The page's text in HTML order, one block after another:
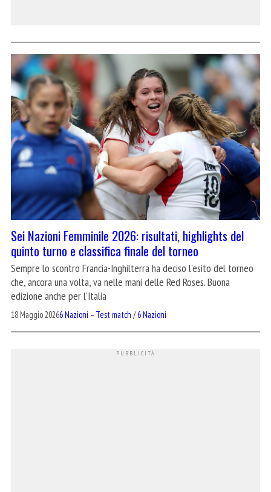
Sei Nazioni Femminile 2026: risultati, highlights del
quinto turno e classifica finale del torneo
Sempre lo scontro Francia-Inghilterra ha deciso l'esito del torneo
che, ancora una volta, va nelle mani delle Red Roses. Buona
edizione anche per l'Italia
18 Maggio 20266 Nazioni – Test match /6 Nazioni